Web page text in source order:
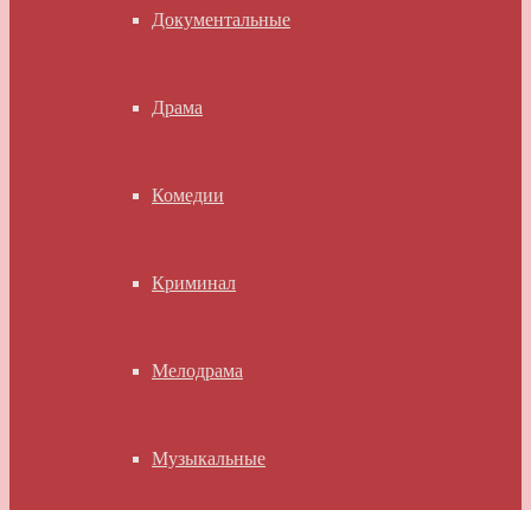
Документальные
Драма
Комедии
Криминал
Мелодрама
Музыкальные